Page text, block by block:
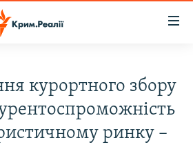
курортного збору
ринку –